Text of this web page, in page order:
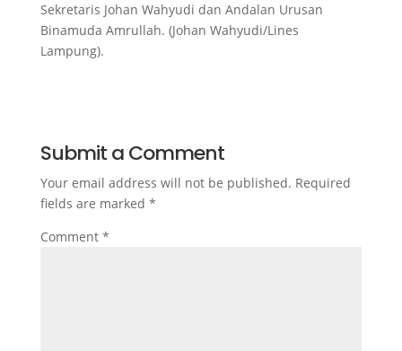
Sekretaris Johan Wahyudi dan Andalan Urusan
Binamuda Amrullah. (Johan Wahyudi/Lines
Lampung).
Submit a Comment
Your email address will not be published. Required
fields are marked *
Comment *